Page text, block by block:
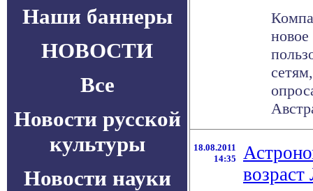
Наши баннеры
НОВОСТИ
Все
Новости русской
культуры
Новости науки
18.08.2011
14:35